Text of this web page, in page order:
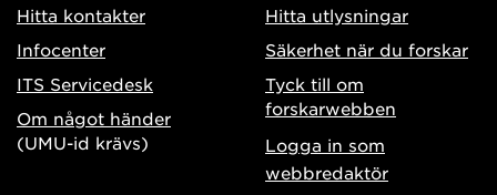
Hitta kontakter
Infocenter
ITS Servicedesk
Om något händer
(UMU-id krävs)
Hitta utlysningar
Säkerhet när du forskar
Tyck till om
forskarwebben
Logga in som
webbredaktör